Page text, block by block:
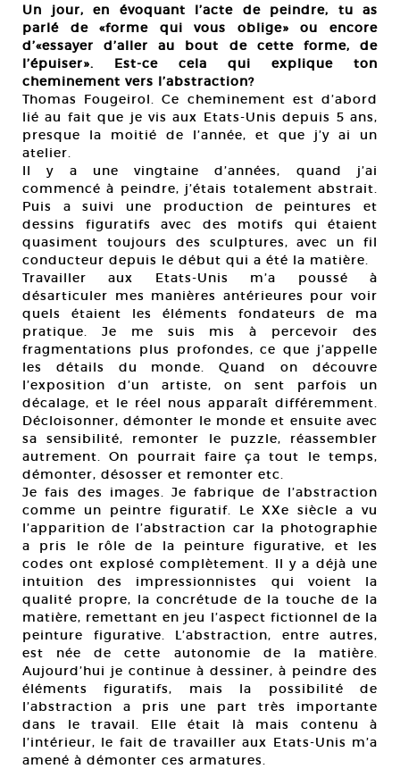
Un jour, en évoquant l’acte de peindre, tu as
parlé de «forme qui vous oblige» ou encore
d’«essayer d’aller au bout de cette forme, de
l’épuiser». Est-ce cela qui explique ton
cheminement vers l’abstraction?
Thomas Fougeirol. Ce cheminement est d’abord
lié au fait que je vis aux Etats-Unis depuis 5 ans,
presque la moitié de l’année, et que j’y ai un
atelier.
Il y a une vingtaine d’années, quand j’ai
commencé à peindre, j’étais totalement abstrait.
Puis a suivi une production de peintures et
dessins figuratifs avec des motifs qui étaient
quasiment toujours des sculptures, avec un fil
conducteur depuis le début qui a été la matière.
Travailler aux Etats-Unis m’a poussé à
désarticuler mes manières antérieures pour voir
quels étaient les éléments fondateurs de ma
pratique. Je me suis mis à percevoir des
fragmentations plus profondes, ce que j’appelle
les détails du monde. Quand on découvre
l’exposition d’un artiste, on sent parfois un
décalage, et le réel nous apparaît différemment.
Décloisonner, démonter le monde et ensuite avec
sa sensibilité, remonter le puzzle, réassembler
autrement. On pourrait faire ça tout le temps,
démonter, désosser et remonter etc.
Je fais des images. Je fabrique de l’abstraction
comme un peintre figuratif. Le XXe siècle a vu
l’apparition de l’abstraction car la photographie
a pris le rôle de la peinture figurative, et les
codes ont explosé complètement. Il y a déjà une
intuition des impressionnistes qui voient la
qualité propre, la concrétude de la touche de la
matière, remettant en jeu l’aspect fictionnel de la
peinture figurative. L’abstraction, entre autres,
est née de cette autonomie de la matière.
Aujourd’hui je continue à dessiner, à peindre des
éléments figuratifs, mais la possibilité de
l’abstraction a pris une part très importante
dans le travail. Elle était là mais contenu à
l’intérieur, le fait de travailler aux Etats-Unis m’a
amené à démonter ces armatures.